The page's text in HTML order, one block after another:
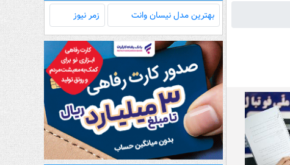
بهترین مدل‌ نیسان وانت زمر نیوز